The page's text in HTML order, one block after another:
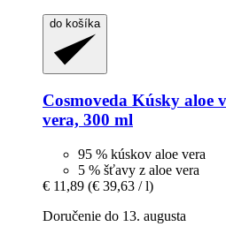
do košíka
Cosmoveda Kúsky aloe
vera, 300 ml
95 % kúskov aloe vera
5 % šťavy z aloe vera
€ 11,89 (€ 39,63 / l)
Doručenie do 13. augusta